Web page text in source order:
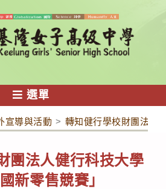
選單
宣導與活動 > 轉知健行學校財團法人
團法人健行科技大學
新零售競賽」